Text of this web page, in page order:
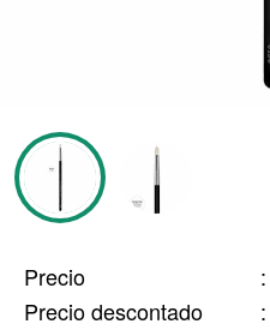
Precio :
Precio descontado
: